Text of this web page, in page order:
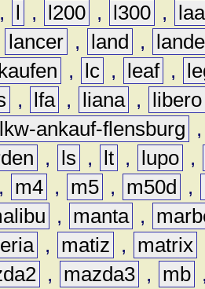
, l , l200 , l300 ,
lancer , land ,
, lc , leaf ,
, lfa , liana ,
libero
lkw-ankauf-flensburg
, ls , lt , lupo ,
, m4 , m5 , m50d ,
, manta ,
, matiz , matrix
, mazda3 , mb